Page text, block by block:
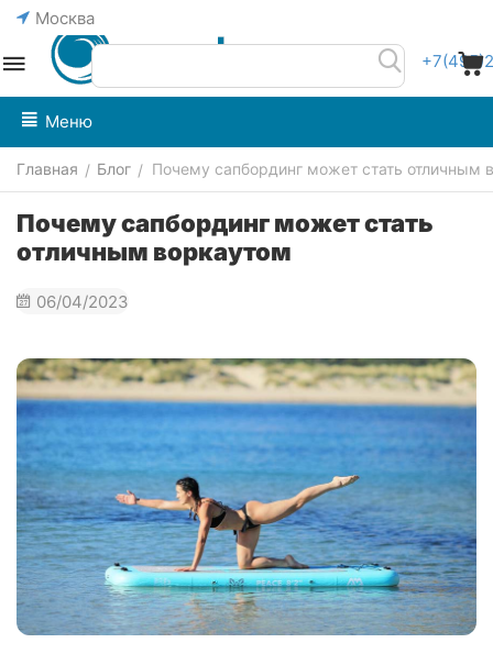
Москва
Меню
Главная / Блог / Почему сапбординг может стать отличным
Почему сапбординг может стать
отличным воркаутом
06/04/2023